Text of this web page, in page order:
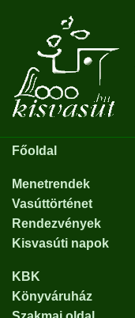
Főoldal
Menetrendek
Vasúttörténet
Rendezvények
Kisvasúti napok
KBK
Könyváruház